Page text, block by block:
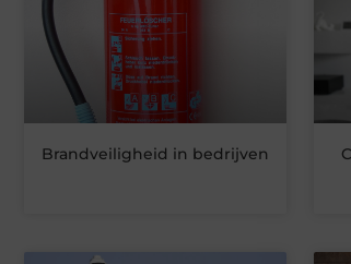
Brandveiligheid in bedrijven